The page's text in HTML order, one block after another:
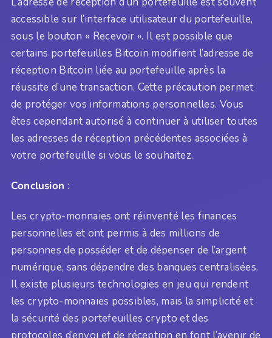
accessible sur l’interface utilisateur du portefeuille,
sous le bouton « Recevoir ». Il est possible que
certains portefeuilles Bitcoin modifient l’adresse de
réception Bitcoin liée au portefeuille après la
réussite d’une transaction. Cette précaution permet
de protéger vos informations personnelles. Vous
êtes cependant autorisé à continuer à utiliser toutes
les adresses de réception précédentes associées à
votre portefeuille si vous le souhaitez.
Conclusion :
Les crypto-monnaies ont réinventé les finances
personnelles et ont permis à des millions de
personnes de posséder et de dépenser de l’argent
numérique, sans dépendre des banques centralisées.
Il existe plusieurs technologies en jeu qui rendent
les crypto-monnaies possibles, mais la simplicité et
la sécurité des portefeuilles crypto et des